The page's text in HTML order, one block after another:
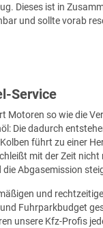
Dieses ist in
und sollte vorab
Service
Motoren so wie die
Die dadurch
führt zu einer
mit der Zeit nicht
Abgasemission
und
Fuhrparkbudget
unsere Kfz-Profis